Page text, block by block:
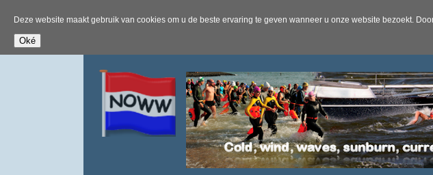
Deze website maakt gebruik van cookies om u de beste ervaring te geven wanneer u onze website bezoekt.